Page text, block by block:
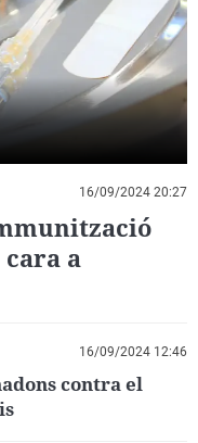
La rosa de los vientos
Gente viajera
Como el perro y el
Caso
Retornados
Equipo de
Operación Viuda
Extremadura
Galicia
La Rioja
Navarra
País Vasco
Virales
Televisión
Elecciones
16/09/2024 20:27
a
16/09/2024 12:46
contra el